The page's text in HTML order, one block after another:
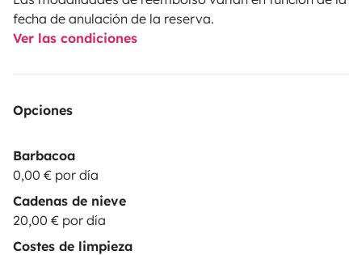
fecha de anulación de la reserva.
Ver las condiciones
Opciones
Barbacoa
0,00 € por día
Cadenas de nieve
20,00 € por día
Costes de limpieza